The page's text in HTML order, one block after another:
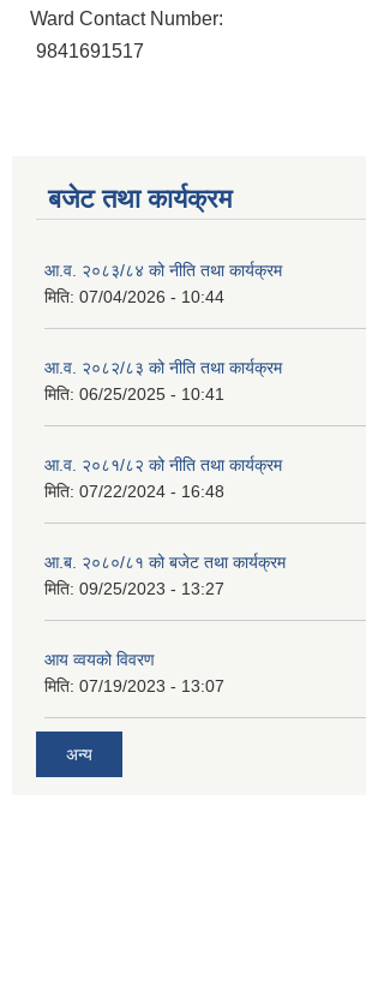
Ward Contact Number:
9841691517
बजेट तथा कार्यक्रम
आ.व. २०८३/८४ को नीति तथा कार्यक्रम
मिति: 07/04/2026 - 10:44
आ.व. २०८२/८३ को नीति तथा कार्यक्रम
मिति: 06/25/2025 - 10:41
आ.व. २०८१/८२ को नीति तथा कार्यक्रम
मिति: 07/22/2024 - 16:48
आ.ब. २०८०/८१ को बजेट तथा कार्यक्रम
मिति: 09/25/2023 - 13:27
आय व्वयको विवरण
मिति: 07/19/2023 - 13:07
अन्य